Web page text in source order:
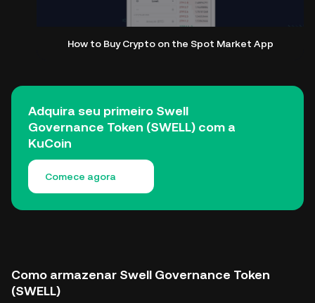
How to Buy Crypto on the Spot Market App
Adquira seu primeiro Swell
Governance Token (SWELL) com a
KuCoin
Comece agora
Como armazenar Swell Governance Token
(SWELL)